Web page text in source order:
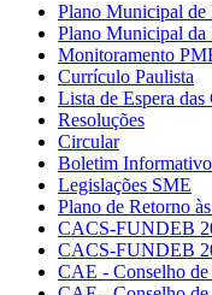
Plano Municipal de
Plano Municipal da
Monitoramento
Currículo Paulista
Lista de Espera das
Resoluções
Circular
Boletim Informativo
Legislações SME
Plano de Retorno
CACS-FUNDEB
CACS-FUNDEB
CAE - Conselho